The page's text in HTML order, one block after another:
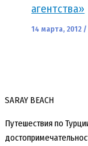
агентства»
14 марта, 2012 /
SARAY BEACH
Путешествия по